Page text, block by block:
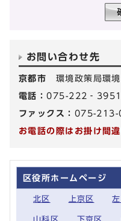
お問い合わせ先
京都市 環境政策局環
電話：075-222‐3951
ファックス： 075-213-
お電話の際はお掛け間
区役所ホームページ
北区 上京区